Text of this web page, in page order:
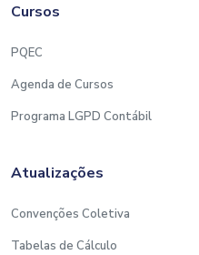
Cursos
PQEC
Agenda de Cursos
Programa LGPD Contábil
Atualizações
Convenções Coletiva
Tabelas de Cálculo